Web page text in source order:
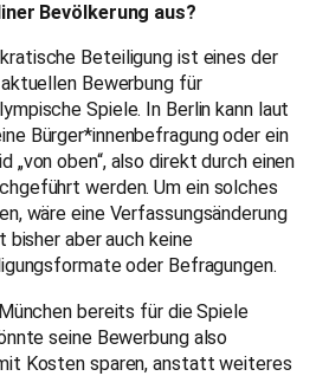
Bevölkerung aus?
Beteiligung ist eines der
Bewerbung für
Spiele. In Berlin kann laut
Bürger*innenbefragung oder ein
„von oben“, also direkt durch einen
werden. Um ein solches
wäre eine Verfassungsänderung
bisher aber auch keine
oder Befragungen.
bereits für die Spiele
seine Bewerbung also
Kosten sparen, anstatt weiteres